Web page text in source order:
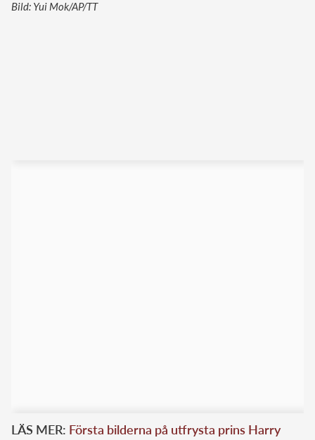
Bild: Yui Mok/AP/TT
LÄS MER: Första bilderna på utfrysta prins Harry